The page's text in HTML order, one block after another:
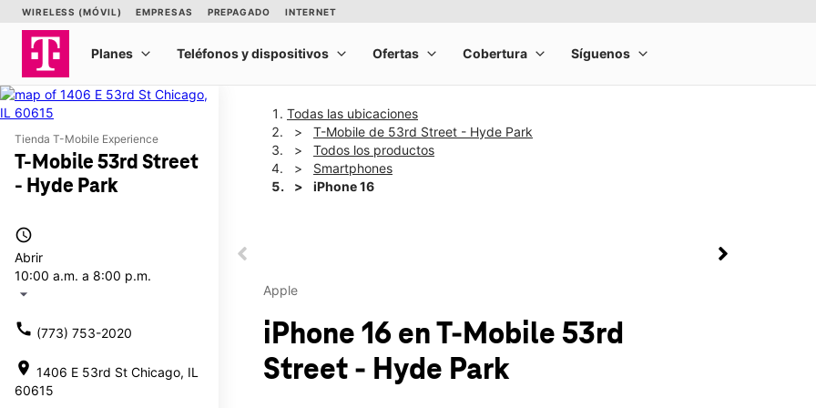
Tienda T-Mobile Experience
T-Mobile 53rd Street
- Hyde Park
access_time
Abrir
10:00 a.m. a 8:00 p.m.
arrow_drop_down
call (773) 753-2020
location_on 1406 E 53rd St Chicago, IL
60615
Todas las ubicaciones
T-Mobile de 53rd Street - Hyde Park
Todos los productos
Smartphones
iPhone 16
This carousel shows one large product image at a time. Use the Previous and Next buttons
Apple
iPhone 16 en T-Mobile 53rd
Street - Hyde Park